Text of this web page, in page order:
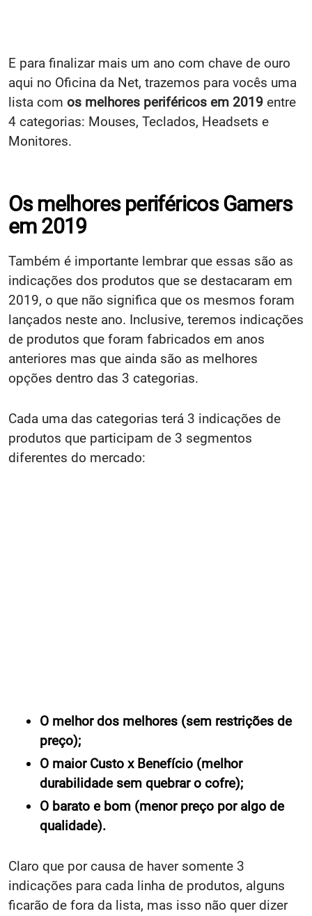
E para finalizar mais um ano com chave de ouro
aqui no Oficina da Net, trazemos para vocês uma
lista com os melhores periféricos em 2019 entre
4 categorias: Mouses, Teclados, Headsets e
Monitores.
Os melhores periféricos Gamers
em 2019
Também é importante lembrar que essas são as
indicações dos produtos que se destacaram em
2019, o que não significa que os mesmos foram
lançados neste ano. Inclusive, teremos indicações
de produtos que foram fabricados em anos
anteriores mas que ainda são as melhores
opções dentro das 3 categorias.
Cada uma das categorias terá 3 indicações de
produtos que participam de 3 segmentos
diferentes do mercado:
O melhor dos melhores (sem restrições de
preço);
O maior Custo x Benefício (melhor
durabilidade sem quebrar o cofre);
O barato e bom (menor preço por algo de
qualidade).
Claro que por causa de haver somente 3
indicações para cada linha de produtos, alguns
ficarão de fora da lista, mas isso não quer dizer